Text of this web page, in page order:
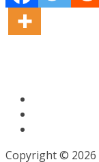
Copyright © 2026